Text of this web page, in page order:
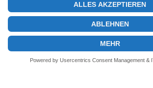
© 2026 KryptoInsights.de
ImpressumDatenschutz